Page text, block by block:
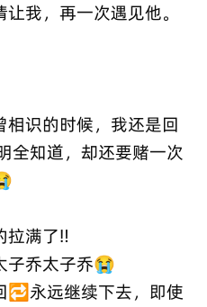
我，再一次遇见他。
识的时候，我还是回
全知道，却还要赌一次
拉满了‼️
子乔太子乔😭
🔁永远继续下去，即使